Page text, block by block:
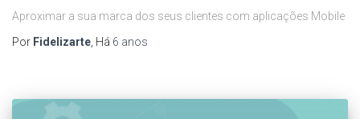
Aproximar a sua marca dos seus clientes com aplicações Mobile
Por Fidelizarte, Há 6 anos